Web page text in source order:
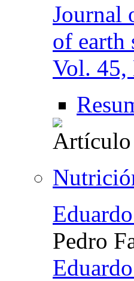
Journal
of earth
Vol. 45,
Pedro